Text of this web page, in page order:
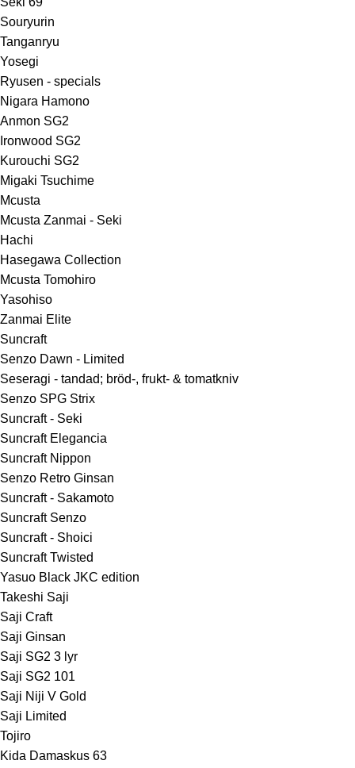
Souryurin
Tanganryu
Yosegi
Ryusen - specials
Nigara Hamono
Anmon SG2
Ironwood SG2
Kurouchi SG2
Migaki Tsuchime
Mcusta
Mcusta Zanmai - Seki
Hachi
Hasegawa Collection
Mcusta Tomohiro
Yasohiso
Zanmai Elite
Suncraft
Senzo Dawn - Limited
Seseragi - tandad; bröd-, frukt- & tomatkniv
Senzo SPG Strix
Suncraft - Seki
Suncraft Elegancia
Suncraft Nippon
Senzo Retro Ginsan
Suncraft - Sakamoto
Suncraft Senzo
Suncraft - Shoici
Suncraft Twisted
Yasuo Black JKC edition
Takeshi Saji
Saji Craft
Saji Ginsan
Saji SG2 3 lyr
Saji SG2 101
Saji Niji V Gold
Saji Limited
Tojiro
Kida Damaskus 63